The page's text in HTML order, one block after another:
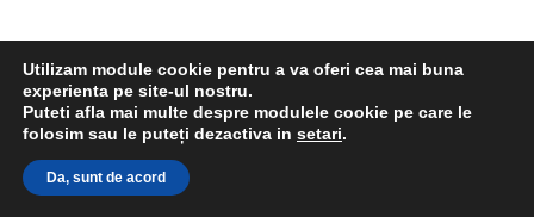
Utilizam module cookie pentru a va oferi cea mai buna
experienta pe site-ul nostru.
Puteti afla mai multe despre modulele cookie pe care le
folosim sau le puteți dezactiva in setari.
Da, sunt de acord